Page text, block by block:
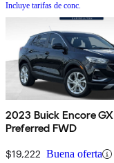
Incluye tarifas de conc.
2023 Buick Encore GX
Preferred FWD
$19,222 Buena oferta